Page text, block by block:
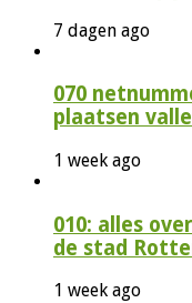
7 dagen ago
070
plaatsen
1 week ago
010: alles
de stad
1 week ago